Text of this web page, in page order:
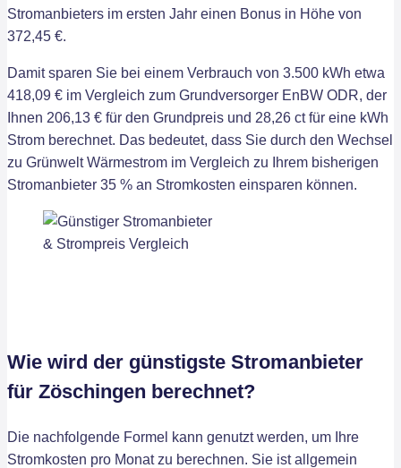
Stromanbieters im ersten Jahr einen Bonus in Höhe von
372,45 €.
Damit sparen Sie bei einem Verbrauch von 3.500 kWh etwa
418,09 € im Vergleich zum Grundversorger EnBW ODR, der
Ihnen 206,13 € für den Grundpreis und 28,26 ct für eine kWh
Strom berechnet. Das bedeutet, dass Sie durch den Wechsel
zu Grünwelt Wärmestrom im Vergleich zu Ihrem bisherigen
Stromanbieter 35 % an Stromkosten einsparen können.
Wie wird der günstigste Stromanbieter
für Zöschingen berechnet?
Die nachfolgende Formel kann genutzt werden, um Ihre
Stromkosten pro Monat zu berechnen. Sie ist allgemein